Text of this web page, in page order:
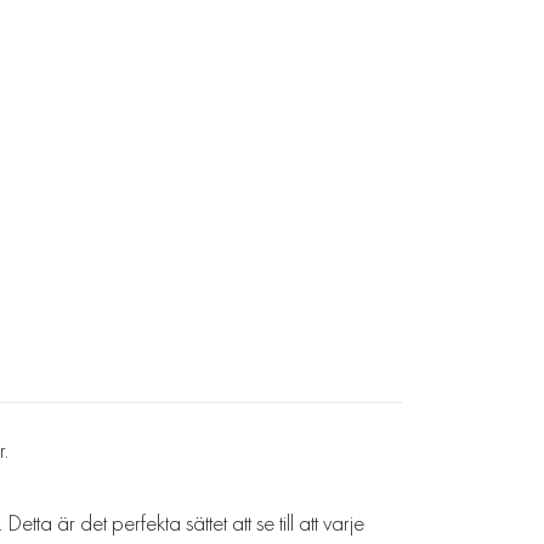
är det perfekta sättet att se till att varje